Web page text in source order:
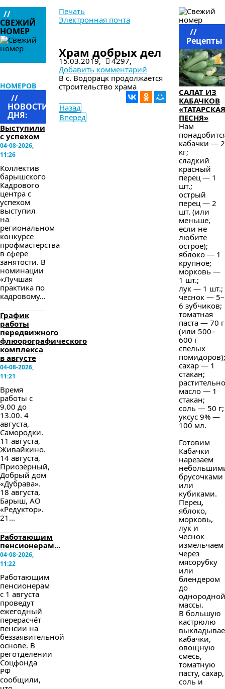
//
СВЕЖИЙ
НОМЕР
НОМЕРОВ
//
НОВОСТИ
ДНЯ:
Выступили
с успехом
04-08-2026,
11:26
Коллектив
барышского
Кадрового
центра с
успехом
выступил
на
региональном
конкурсе
профмастерства
в сфере
занятости. В
номинации
«Лучшая
практика по
кадровому...
График
работы
передвижного
флюорографического
комплекса
в августе
04-08-2026,
11:21
Время
работы с
9.00 до
13.00. 4
августа,
Самородки.
11 августа,
Живайкино.
14 августа,
Приозёрный,
Добрый дом
«Дубрава».
18 августа,
Барыш, АО
«Редуктор».
21...
Работающим
пенсионерам...
04-08-2026,
11:22
Работающим
пенсионерам
с 1 августа
проведут
ежегодный
перерасчёт
пенсии на
беззаявительной
основе. В
реготделении
Соцфонда
РФ
сообщили,
Печать
Электронная почта
Храм добрых дел
15.03.2019,
4297,
Добавить комментарий
В с. Водорацк продолжается
строительство храма
Назад
Вперёд
//
Рецепты
САЛАТ ИЗ
КАБАЧКОВ
«ТАТАРСКАЯ
ПЕСНЯ»
Нам
кабачки — 2
кг;
сладкий
красный
перец — 1
шт.;
острый
перец — 2
шт. (или
меньше,
если не
любите
острое);
яблоко — 1
крупное;
морковь —
1 шт.;
лук — 1 шт.;
чеснок — 5–
6 зубчиков;
томатная
паста — 70 г
(или 500–
600 г
спелых
помидоров);
сахар — 1
стакан;
масло — 1
стакан;
соль — 50 г;
уксус 9% —
100 мл.
Готовим
Кабачки
нарезаем
брусочками
или
кубиками.
Перец,
яблоко,
морковь,
лук и
чеснок
измельчаем
через
мясорубку
или
блендером
до
однородной
массы.
В большую
кастрюлю
кабачки,
овощную
смесь,
томатную
пасту, сахар,
соль и